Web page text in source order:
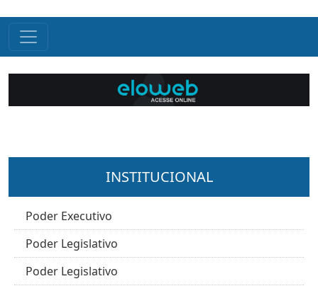
INSTITUCIONAL
Poder Executivo
Poder Legislativo
Poder Legislativo